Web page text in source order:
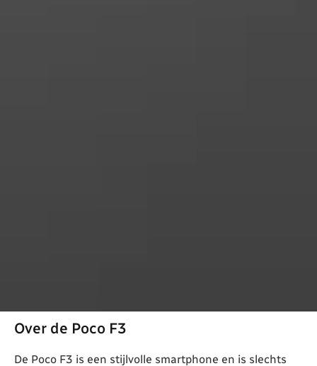
Over de Poco F3
De Poco F3 is een stijlvolle smartphone en is slechts